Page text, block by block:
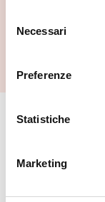
delNecessari
Preferenze
Statistiche
Marketing
Museo civico
Bormio